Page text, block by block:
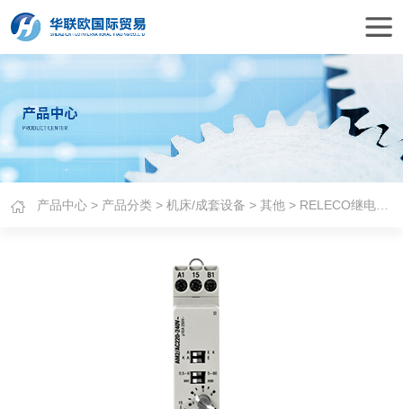
产品中心 > 产品分类 >机床/成套设备 >其他 > RELECO继电器AM系列